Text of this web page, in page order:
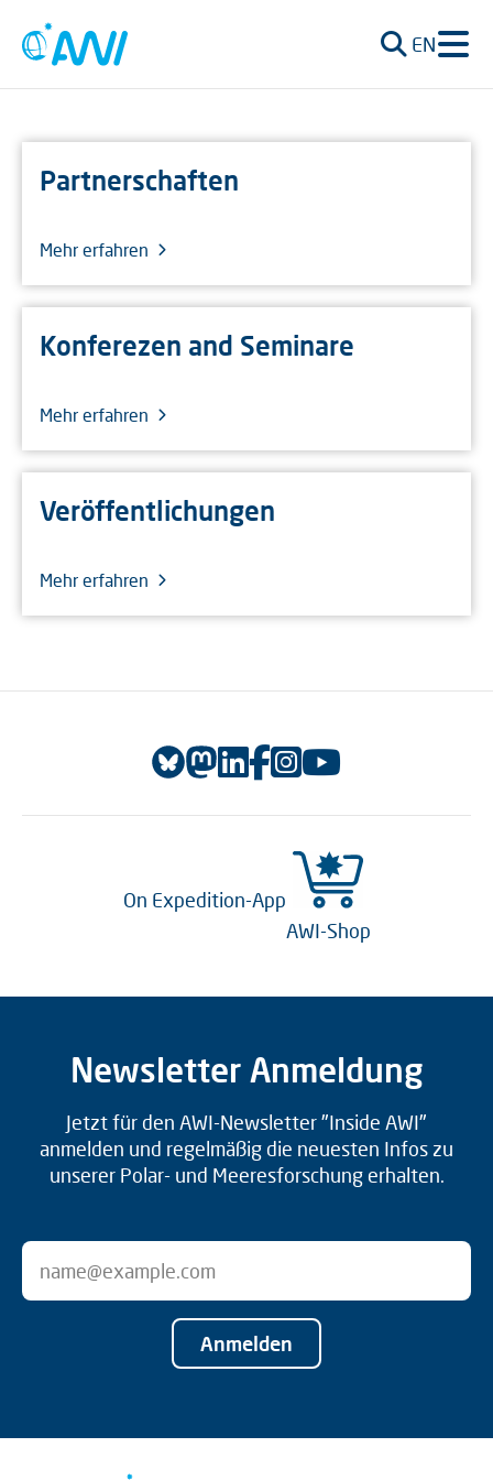
EN
Partnerschaften
Mehr erfahren
Konferezen and Seminare
Mehr erfahren
Veröffentlichungen
Mehr erfahren
On Expedition-App
AWI-Shop
Newsletter Anmeldung
Jetzt für den AWI-Newsletter "Inside AWI"
anmelden und regelmäßig die neuesten Infos zu
unserer Polar- und Meeresforschung erhalten.
Anmelden